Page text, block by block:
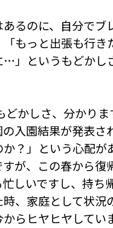
るのに、自分でブ
「もっと出張も行き
…」というもどかし
どかしさ、分かり
入園結果が発表さ
か？」という心配
が、この春から復
しいですし、持ち
、家庭として状況
らヒヤヒヤしてい